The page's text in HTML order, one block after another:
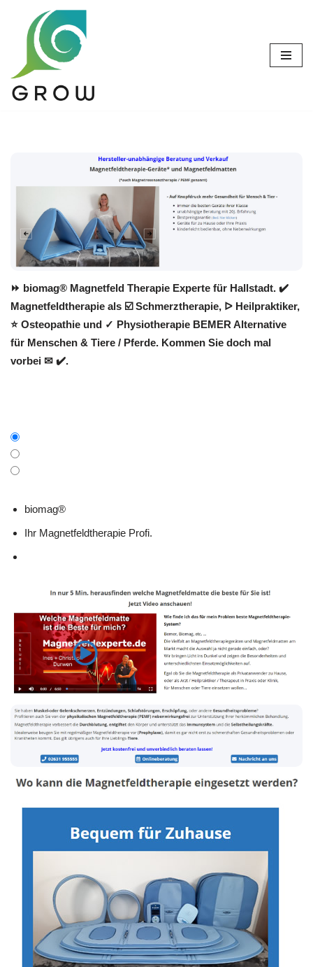
Zum
springen
⏩ biomag® Magnetfeld Therapie Experte für Hallstadt. ✔️
Magnetfeldtherapie als ☑️ Schmerztherapie, ᐅ Heilpraktiker,
⭐ Osteopathie und ✓ Physiotherapie BEMER Alternative
für Menschen & Tiere / Pferde. Kommen Sie doch mal
vorbei ✉ ✔️.
biomag®
Ihr Magnetfeldtherapie Profi.